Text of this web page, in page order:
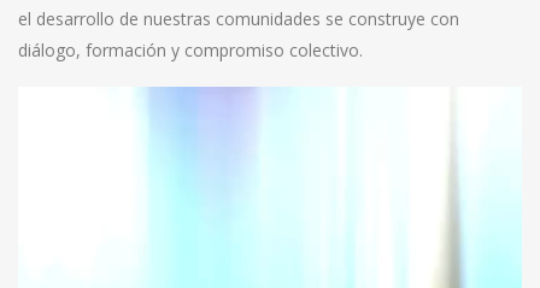
el desarrollo de nuestras comunidades se construye con
diálogo, formación y compromiso colectivo.